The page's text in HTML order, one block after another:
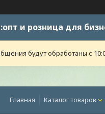
и розница для
будут обработаны с
Главная Каталог товаров